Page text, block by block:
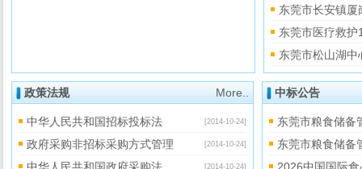
东莞市长安镇厦
东莞市医疗救
东莞市松山湖
政策法规 More..
中华人民共和国招标投标法 [2014-10-24]
政府采购非招标采购方式管理 [2014-10-24]
[2014-10-24]
中标公告
东莞市粮食储备
东莞市粮食储备